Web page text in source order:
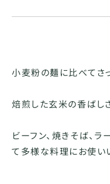
小麦粉の麺に比べてさ
焙煎した玄米の香ばし
ビーフン、焼きそば、
て多様な料理にお使い